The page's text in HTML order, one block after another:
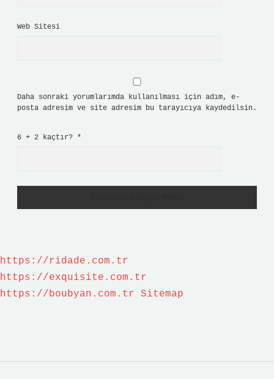
Web Sitesi
Daha sonraki yorumlarımda kullanılması için adım, e-
posta adresim ve site adresim bu tarayıcıya kaydedilsin.
6 + 2 kaçtır? *
https://ridade.com.tr
https://exquisite.com.tr
https://boubyan.com.tr
Sitemap